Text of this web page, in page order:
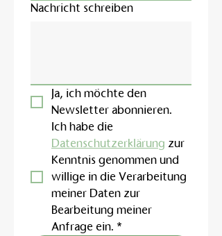
Nachricht schreiben
Ja, ich möchte den
Newsletter abonnieren.
Datenschutzerklärung zur
Kenntnis genommen und
willige in die Verarbeitung
meiner Daten zur
Bearbeitung meiner
Anfrage ein. *